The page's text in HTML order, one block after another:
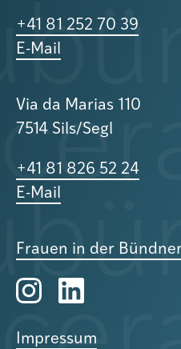
+41 81 252 70 39
E-Mail
Via da Marias 110
7514 Sils/Segl
+41 81 826 52 24
E-Mail
Frauen in der
Impressum